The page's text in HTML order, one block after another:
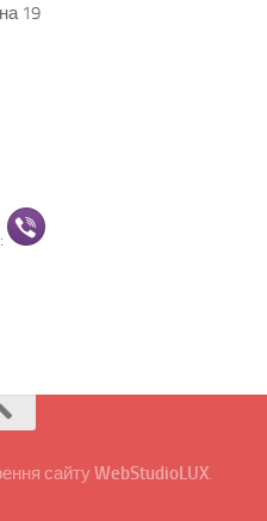
19
сайту WebStudioLUX.